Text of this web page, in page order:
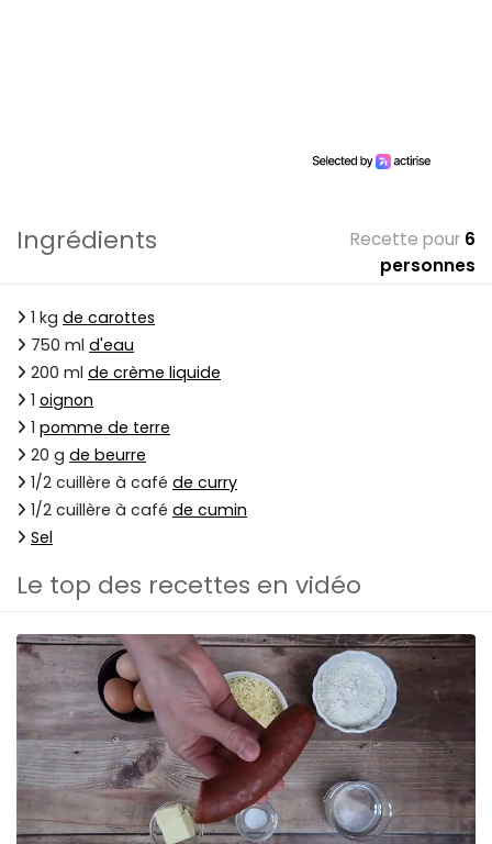
Ingrédients Recette pour 6
personnes
1 kg de carottes
750 ml d'eau
200 ml de crème liquide
1 oignon
1 pomme de terre
20 g de beurre
1/2 cuillère à café de curry
1/2 cuillère à café de cumin
Sel
Le top des recettes en vidéo